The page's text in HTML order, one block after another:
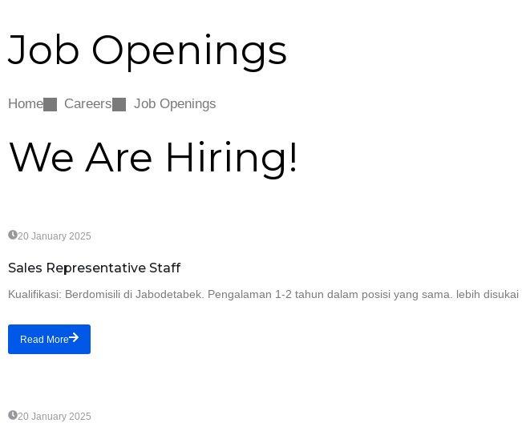
Job Openings
Home Careers Job Openings
We Are Hiring!
20 January 2025
Sales Representative Staff
Kualifikasi: Berdomisili di Jabodetabek. Pengalaman 1-2 tahun dalam posisi yang sama. lebih
Read More
20 January 2025